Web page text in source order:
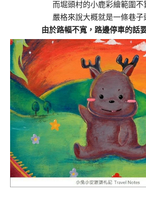
而堀頭村的小鹿彩繪範圍不
嚴格來說大概就是一條巷子
由於路幅不寬，路邊停車的話